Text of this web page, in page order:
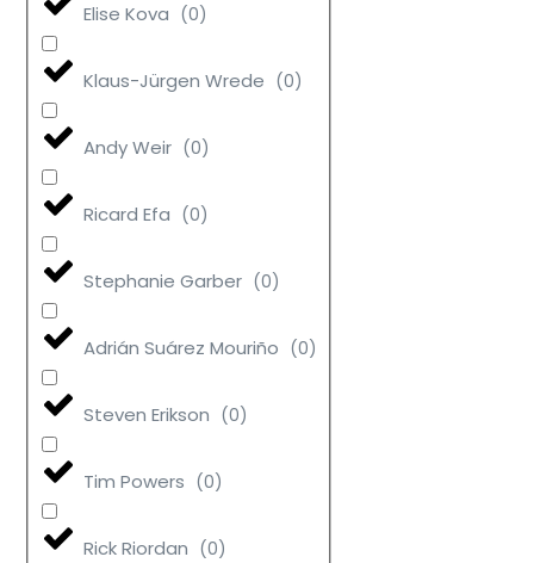
Elise Kova (0)
Klaus-Jürgen Wrede (0)
Andy Weir (0)
Ricard Efa (0)
Stephanie Garber (0)
Adrián Suárez Mouriño (0)
Steven Erikson (0)
Tim Powers (0)
Rick Riordan (0)